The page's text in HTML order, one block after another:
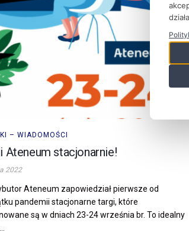
– WIADOMOŚCI
Ateneum stacjonarnie!
2022
Ateneum zapowiedział pierwsze od
pandemii stacjonarne targi, które
są w dniach 23-24 września br. To idealny